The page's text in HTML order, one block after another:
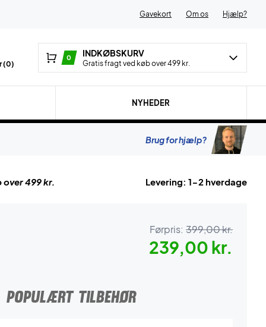
Gavekort Om os Hjælp?
(0)
0 INDKØBSKURV
Gratis fragt ved køb over 499 kr.
NYHEDER
Brug for hjælp?
over 499 kr. Levering: 1-2 hverdage
Førpris: 399,00 kr.
239,00 kr.
POPULÆRT TILBEHØR